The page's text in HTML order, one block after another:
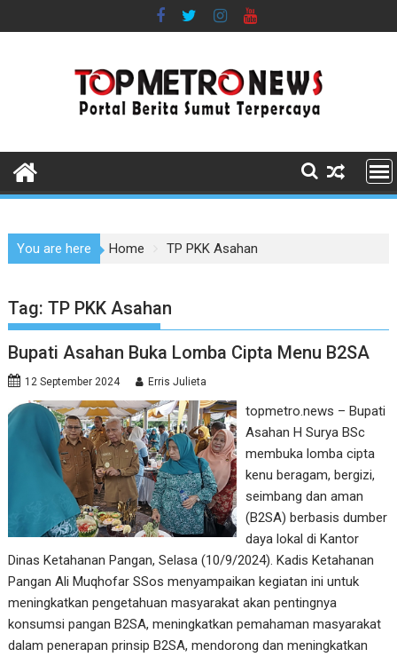
to
You are here Home TP PKK Asahan
Tag:TP PKK Asahan
Bupati Asahan Buka Lomba Cipta Menu B2SA
12 September 2024 Erris Julieta
topmetro.news – Bupati
Asahan H Surya BSc
membuka lomba cipta
kenu beragam, bergizi,
seimbang dan aman
(B2SA) berbasis dumber
daya lokal di Kantor
Dinas Ketahanan Pangan, Selasa (10/9/2024). Kadis Ketahanan
Pangan Ali Muqhofar SSos menyampaikan kegiatan ini untuk
meningkatkan pengetahuan masyarakat akan pentingnya
konsumsi pangan B2SA, meningkatkan pemahaman masyarakat
dalam penerapan prinsip B2SA, mendorong dan meningkatkan